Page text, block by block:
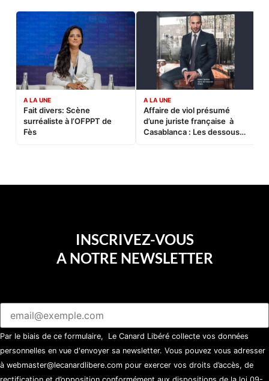
A LA UNE
Fait divers: Scène
surréaliste à l’OFPPT de
Fès
A LA UNE
Affaire de viol présumé
d’une juriste française à
Casablanca : Les dessous
INSCRIVEZ-VOUS
A NOTRE NEWSLETTER
Par le biais de ce formulaire, Le Canard Libéré collecte vos données
personnelles en vue d'envoyer sa newsletter. Vous pouvez vous adresser
à webmaster@lecanardlibere.com pour exercer vos droits d’accès, de